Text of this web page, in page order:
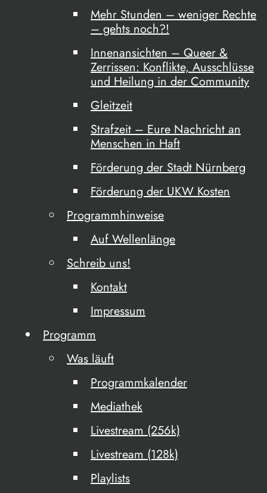
Mehr Stunden – weniger Rechte
– gehts noch?!
Innenansichten – Queer &
Zerrissen: Konflikte, Ausschlüsse
und Heilung in der Community
Gleitzeit
Strafzeit – Eure Nachricht an
Menschen in Haft
Förderung der Stadt Nürnberg
Förderung der UKW Kosten
Programmhinweise
Auf Wellenlänge
Schreib uns!
Kontakt
Impressum
Programm
Was läuft
Programmkalender
Mediathek
Livestream (256k)
Livestream (128k)
Playlists